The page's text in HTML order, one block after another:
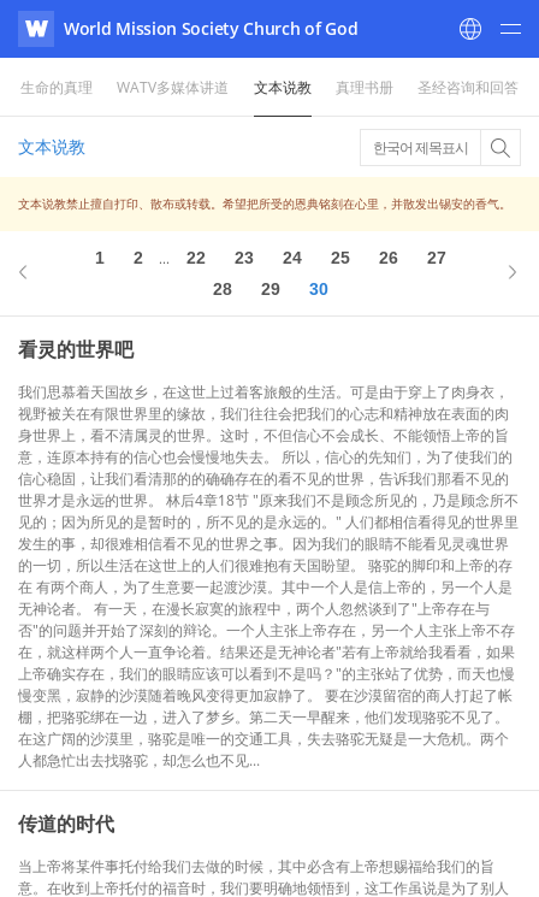
WATV
World Mission Society Church of God
生命的真理 WATV多媒体讲道 文本说教 真理书册 圣经咨询和回答
文本说教 한국어 제목표시
文本说教禁止擅自打印、散布或转载。希望把所受的恩典铭刻在心里，并散发出锡安的香气。
1 2 ... 22 23 24 25 26
27
28
29 30
看灵的世界吧
我们思慕着天国故乡，在这世上过着客旅般的生活。可是由于穿上了肉身衣，
视野被关在有限世界里的缘故，我们往往会把我们的心志和精神放在表面的肉
身世界上，看不清属灵的世界。这时，不但信心不会成长、不能领悟上帝的旨
意，连原本持有的信心也会慢慢地失去。 所以，信心的先知们，为了使我们的
信心稳固，让我们看清那的的确确存在的看不见的世界，告诉我们那看不见的
世界才是永远的世界。 林后4章18节 "原来我们不是顾念所见的，乃是顾念所不
见的；因为所见的是暂时的，所不见的是永远的。" 人们都相信看得见的世界里
发生的事，却很难相信看不见的世界之事。因为我们的眼睛不能看见灵魂世界
的一切，所以生活在这世上的人们很难抱有天国盼望。 骆驼的脚印和上帝的存
在 有两个商人，为了生意要一起渡沙漠。其中一个人是信上帝的，另一个人是
无神论者。 有一天，在漫长寂寞的旅程中，两个人忽然谈到了"上帝存在与
否"的问题并开始了深刻的辩论。一个人主张上帝存在，另一个人主张上帝不存
在，就这样两个人一直争论着。结果还是无神论者"若有上帝就给我看看，如果
上帝确实存在，我们的眼睛应该可以看到不是吗？"的主张站了优势，而天也慢
慢变黑，寂静的沙漠随着晚风变得更加寂静了。 要在沙漠留宿的商人打起了帐
棚，把骆驼绑在一边，进入了梦乡。第二天一早醒来，他们发现骆驼不见了。
在这广阔的沙漠里，骆驼是唯一的交通工具，失去骆驼无疑是一大危机。两个
人都急忙出去找骆驼，却怎么也不见...
传道的时代
当上帝将某件事托付给我们去做的时候，其中必含有上帝想赐福给我们的旨
意。在收到上帝托付的福音时，我们要明确地领悟到，这工作虽说是为了别人